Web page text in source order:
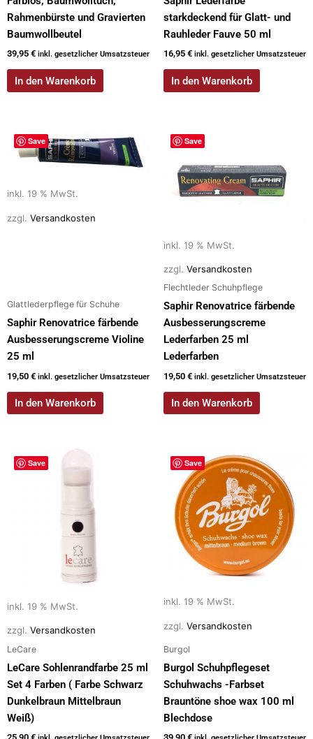
Rahmenbürste und Gravierten
Baumwollbeutel
39,95 € inkl. gesetzlicher Umsatzsteuer
In den Warenkorb
starkdeckend für Glatt- und
Rauhleder Fauve 50 ml
16,95 € inkl. gesetzlicher Umsatzsteuer
In den Warenkorb
Save
inkl. 19 % MwSt.
zzgl. Versandkosten
Glattlederpflege für Schuhe
Saphir Renovatrice färbende
Ausbesserungscreme Violine
25 ml
19,50 € inkl. gesetzlicher Umsatzsteuer
In den Warenkorb
Save
inkl. 19 % MwSt.
zzgl. Versandkosten
Flechtleder Schuhpflege
Saphir Renovatrice färbende
Ausbesserungscreme
Lederfarben 25 ml
Lederfarben
19,50 € inkl. gesetzlicher Umsatzsteuer
In den Warenkorb
Save
inkl. 19 % MwSt.
zzgl. Versandkosten
LeCare
LeCare Sohlenrandfarbe 25 ml
Set 4 Farben ( Farbe Schwarz
Dunkelbraun Mittelbraun
Weiß)
Save
inkl. 19 % MwSt.
zzgl. Versandkosten
Burgol
Burgol Schuhpflegeset
Schuhwachs -Farbset
Brauntöne shoe wax 100 ml
Blechdose